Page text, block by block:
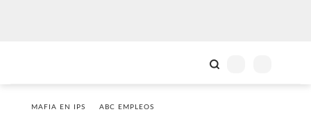
MAFIA EN IPS ABC EMPLEOS